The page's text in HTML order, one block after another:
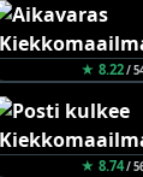
★ 8.22/
★ 8.74/